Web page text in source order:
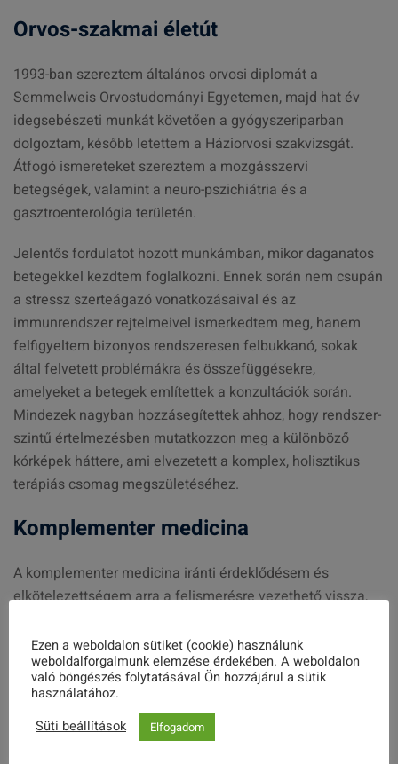
Orvos-szakmai életút
1993-ban szereztem általános orvosi diplomát a
Semmelweis Orvostudományi Egyetemen, majd hat év
idegsebészeti munkát követően a gyógyszeriparban
dolgoztam, később letettem a Háziorvosi szakvizsgát.
Átfogó ismereteket szereztem a mozgásszervi
betegségek, valamint a neuro-pszichiátria és a
gasztroenterológia területén.
Jelentős fordulatot hozott munkámban, mikor daganatos
betegekkel kezdtem foglalkozni. Ennek során nem csupán
a stressz szerteágazó vonatkozásaival és az
immunrendszer rejtelmeivel ismerkedtem meg, hanem
felfigyeltem bizonyos rendszeresen felbukkanó, sokak
által felvetett problémákra és összefüggésekre,
amelyeket a betegek említettek a konzultációk során.
Mindezek nagyban hozzásegítettek ahhoz, hogy rendszer-
szintű értelmezésben mutatkozzon meg a különböző
kórképek háttere, ami elvezetett a komplex, holisztikus
terápiás csomag megszületéséhez.
Komplementer medicina
A komplementer medicina iránti érdeklődésem és
elkötelezettségem arra a felismerésre vezethető vissza,
hagyományos orvosi terápiákkal többségében nem
gyógyíthatók. A kezelések javarészt tüneti terápiák,
melyekkel az állapotrosszabbodás lassítása és a
szövődmények lehetőség szerinti elkerülése a fő cél.
Ezen a weboldalon sütiket (cookie) használunk
weboldalforgalmunk elemzése érdekében. A weboldalon
való böngészés folytatásával Ön hozzájárul a sütik
használatához.
Süti beállítások
Elfogadom